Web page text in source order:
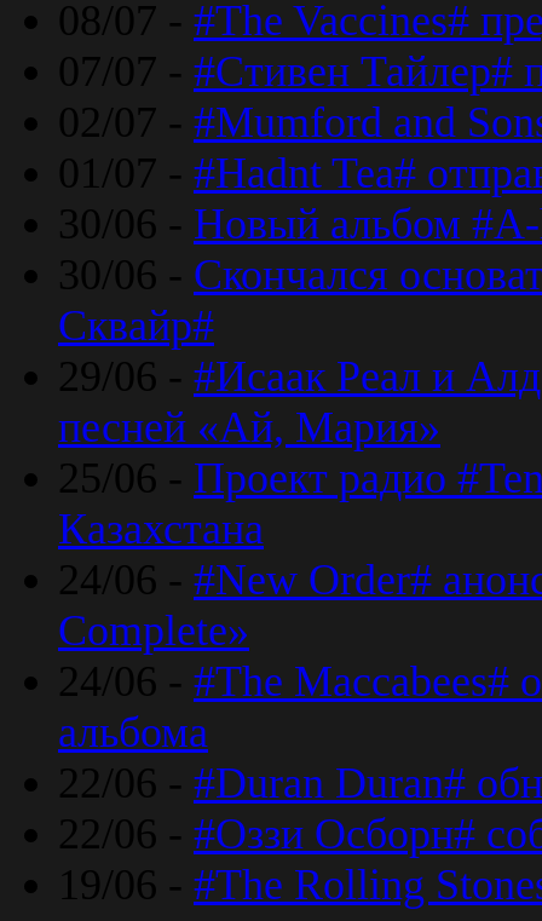
08/07 - #The Vaccines#
07/07 - #Стивен Тайлер#
02/07 - #Mumford and
01/07 - #Hadnt Tea#
30/06 - Новый альбом #A-
30/06 - Скончался
Сквайр#
29/06 - #Исаак Реал и
песней «Ай, Мария»
25/06 - Проект радио
Казахстана
24/06 - #New Order#
Complete»
24/06 - #The Maccabees#
альбома
22/06 - #Duran Duran#
22/06 - #Оззи Осборн#
19/06 - #The Rolling